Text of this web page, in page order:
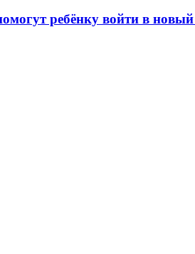
ребёнку войти в